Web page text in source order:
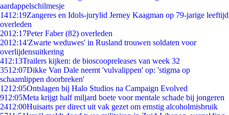
aardappelschilmesje
1412:19Zangeres en Idols-jurylid Jerney Kaagman op 79-jarige leeftijd
overleden
2012:17Peter Faber (82) overleden
2012:14'Zwarte weduwes' in Rusland trouwen soldaten voor
overlijdensuitkering
412:13Trailers kijken: de bioscoopreleases van week 32
3512:07Dikke Van Dale neemt 'vulvalippen' op: 'stigma op
schaamlippen doorbreken'
1212:05Ontslagen bij Halo Studios na Campaign Evolved
912:05Meta krijgt half miljard boete voor mentale schade bij jongeren
2412:00Huisarts per direct uit vak gezet om ernstig alcoholmisbruik